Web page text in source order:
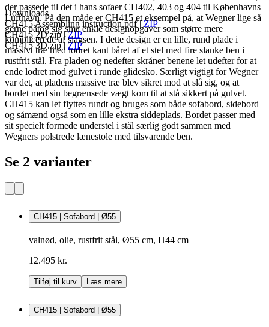
Downloads
CH415 Assembling instruction.pdf|ZIP
CH415 2D.zip|ZIP
CH415 3D.zip| ZIP
der passede til det i hans sofaer CH402, 403 og 404 til Københavns
Lufthavn. På den måde er CH415 et eksempel på, at Wegner lige så
gerne påtog sig små enkle designopgaver som større mere
komplicerede af slagsen. I dette design er en lille, rund plade i
massivt træ med lodret kant båret af et stel med fire slanke ben i
rustfrit stål. Fra pladen og nedefter skråner benene let udefter for at
ende lodret mod gulvet i runde glidesko. Særligt vigtigt for Wegner
var det, at pladens massive træ blev sikret mod at slå sig, og at
bordet med sin begrænsede vægt kom til at stå sikkert på gulvet.
CH415 kan let flyttes rundt og bruges som både sofabord, sidebord
og såmænd også som en lille ekstra siddeplads. Bordet passer med
sit specielt formede understel i stål særlig godt sammen med
Wegners polstrede lænestole med tilsvarende ben.
Se 2 varianter
CH415 | Sofabord | Ø55
valnød, olie, rustfrit stål, Ø55 cm, H44 cm
12.495 kr.
Tilføj til kurv Læs mere
CH415 | Sofabord | Ø55